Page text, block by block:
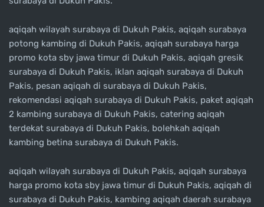
aqiqah wilayah surabaya di Dukuh Pakis, aqiqah surabaya
potong kambing di Dukuh Pakis, aqiqah surabaya harga
promo kota sby jawa timur di Dukuh Pakis, aqiqah gresik
surabaya di Dukuh Pakis, iklan aqiqah surabaya di Dukuh
Pakis, pesan aqiqah di surabaya di Dukuh Pakis,
rekomendasi aqiqah surabaya di Dukuh Pakis, paket aqiqah
2 kambing surabaya di Dukuh Pakis, catering aqiqah
terdekat surabaya di Dukuh Pakis, bolehkah aqiqah
kambing betina surabaya di Dukuh Pakis.
aqiqah wilayah surabaya di Dukuh Pakis, aqiqah surabaya
harga promo kota sby jawa timur di Dukuh Pakis, aqiqah di
surabaya di Dukuh Pakis, kambing aqiqah daerah surabaya